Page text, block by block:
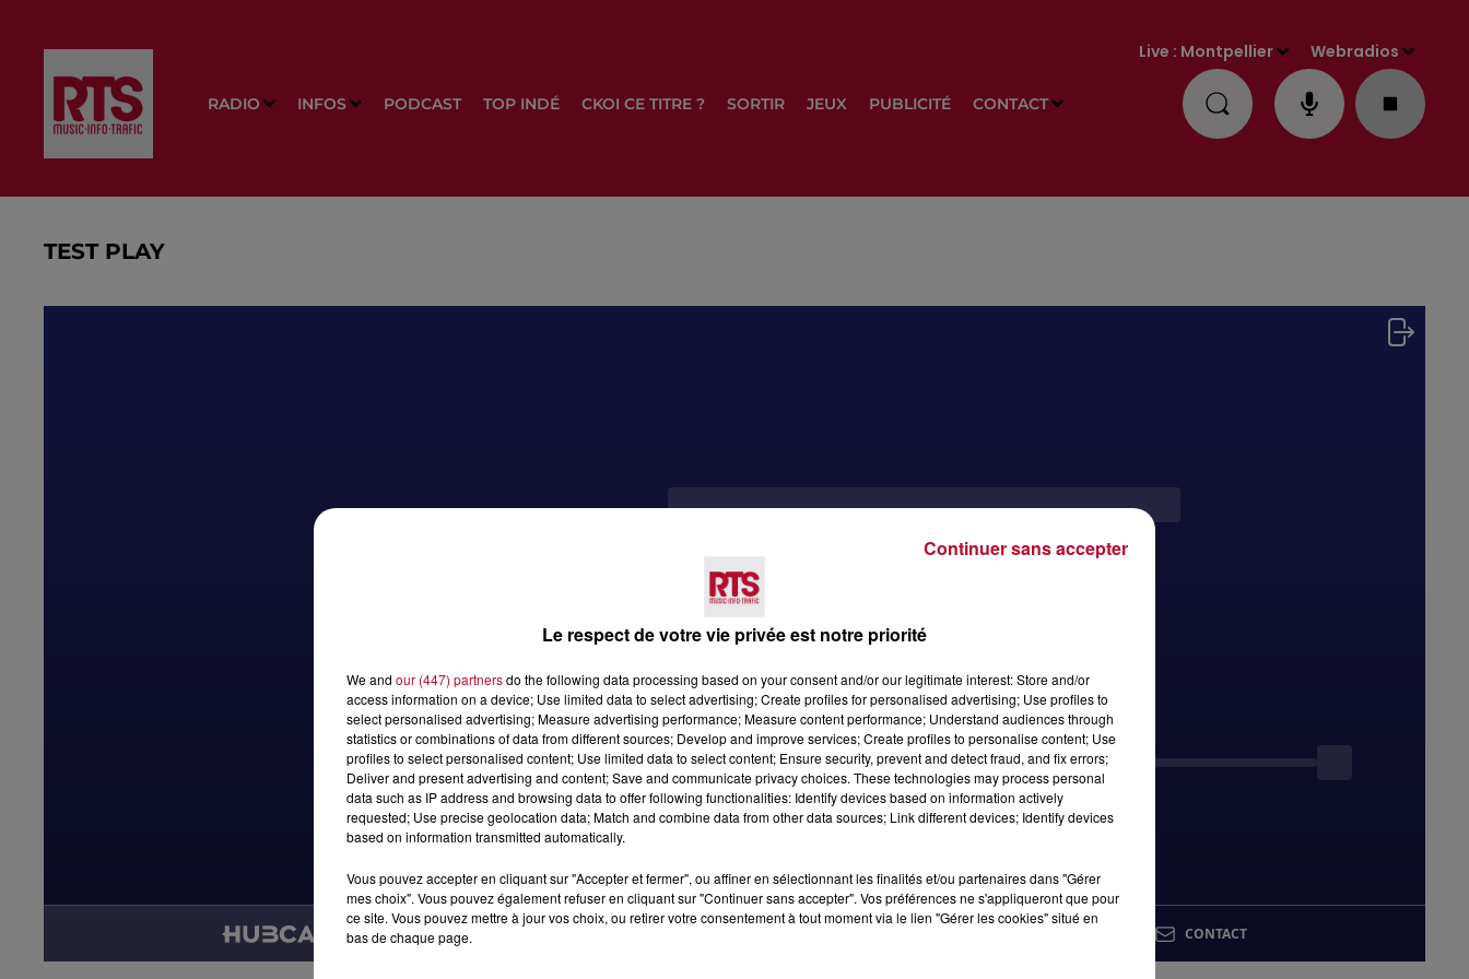
RADIO INFOS PODCAST TOP INDÉ CKOI CE TITRE ? SORTIR JEUX PUBLICITÉ CONTACT
Live : Montpellier Webradios
TEST PLAY
Le respect de votre vie privée est notre priorité
We and our (447) partnersdo the following data processing based on your consent and/or our legitimate interest: Store and/or
access information on a device; Use limited data to select advertising; Create profiles for personalised advertising; Use profiles to
select personalised advertising; Measure advertising performance; Measure content performance; Understand audiences through
statistics or combinations of data from different sources; Develop and improve services; Create profiles to personalise content; Use
profiles to select personalised content; Use limited data to select content; Ensure security, prevent and detect fraud, and fix errors;
Deliver and present advertising and content; Save and communicate privacy choices. These technologies may process personal
data such as IP address and browsing data to offer following functionalities: Identify devices based on information actively
requested; Use precise geolocation data; Match and combine data from other data sources; Link different devices; Identify devices
based on information transmitted automatically.
Vous pouvez accepter en cliquant sur "Accepter et fermer", ou affiner en sélectionnant les finalités et/ou partenaires dans "Gérer
mes choix". Vous pouvez également refuser en cliquant sur "Continuer sans accepter". Vos préférences ne s'appliqueront que pour
ce site. Vous pouvez mettre à jour vos choix, ou retirer votre consentement à tout moment via le lien "Gérer les cookies" situé en
bas de chaque page.
Continuer sans accepter